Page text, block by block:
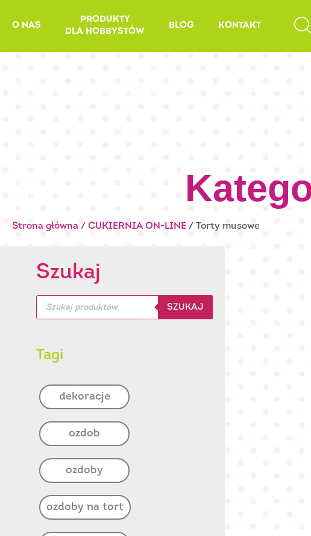
O NAS
PRODUKTY
DLA HOBBYSTÓW
BLOG KONTAKT
Strona główna / CUKIERNIA ON-LINE / Torty musowe
Szukaj
Wyszukiwarka
produktów
SZUKAJ
Tagi
dekoracje
ozdob
ozdoby
ozdoby na tort